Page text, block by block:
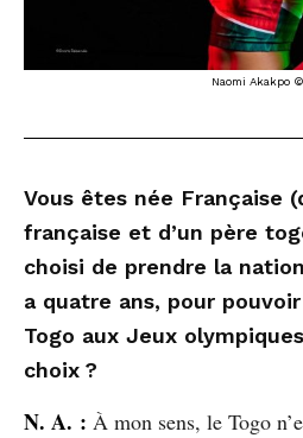
Naomi Akakpo
Vous êtes née Française
française et d’un père
choisi de prendre la
a quatre ans, pour
Togo aux Jeux
choix ?
N. A. : À mon sens, le Togo